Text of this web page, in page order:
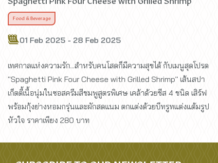
Food & Beverage
01 Feb 2025 - 28 Feb 2025
เทศกาลแห่งความรัก...สำหรับคนโสดก็มีความสุขได้ กับเมนูสุดโปรด
"Spaghetti Pink Four Cheese with Grilled Shrimp" เส้นสปา
เก็ตตี้เนื้อนุ่มในซอสครีมสีชมพูสูตรพิเศษ เคล้าด้วยชีส 4 ชนิด เสิร์ฟ
พร้อมกุ้งย่างหอมกรุ่นและผักสดแนม ตกแต่งด้วยบีทรูทแต่งแต้มรูป
หัวใจ ราคาเพียง 280 บาท